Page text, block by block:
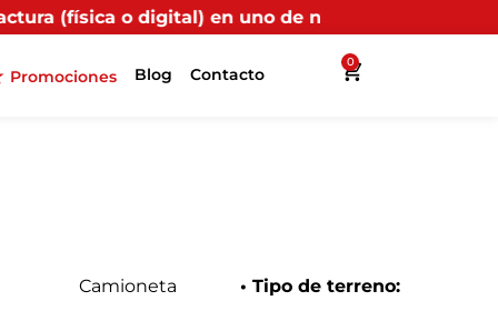
en uno de nuestros puntos propios, recibirás
Promociones Blog Contacto
0
Camioneta • Tipo de terreno: